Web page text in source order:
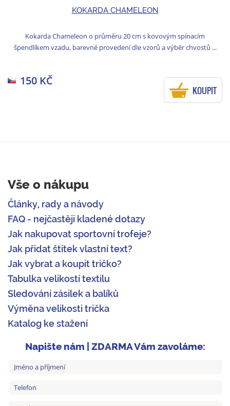
KOKARDA CHAMELEON
Kokarda Chameleon o průměru 20 cm s kovovým spínacím
špendlíkem vzadu, barevné provedení dle vzorů a výběr chvostů ...
150 KČ
KOUPIT
Vše o nákupu
Články, rady a návody
FAQ - nejčastěji kladené dotazy
Jak nakupovat sportovní trofeje?
Jak přidat štítek vlastní text?
Jak vybrat a koupit tričko?
Tabulka velikostí textilu
Sledování zásilek a balíků
Výměna velikosti trička
Katalog ke stažení
Napište nám | ZDARMA Vám zavoláme: